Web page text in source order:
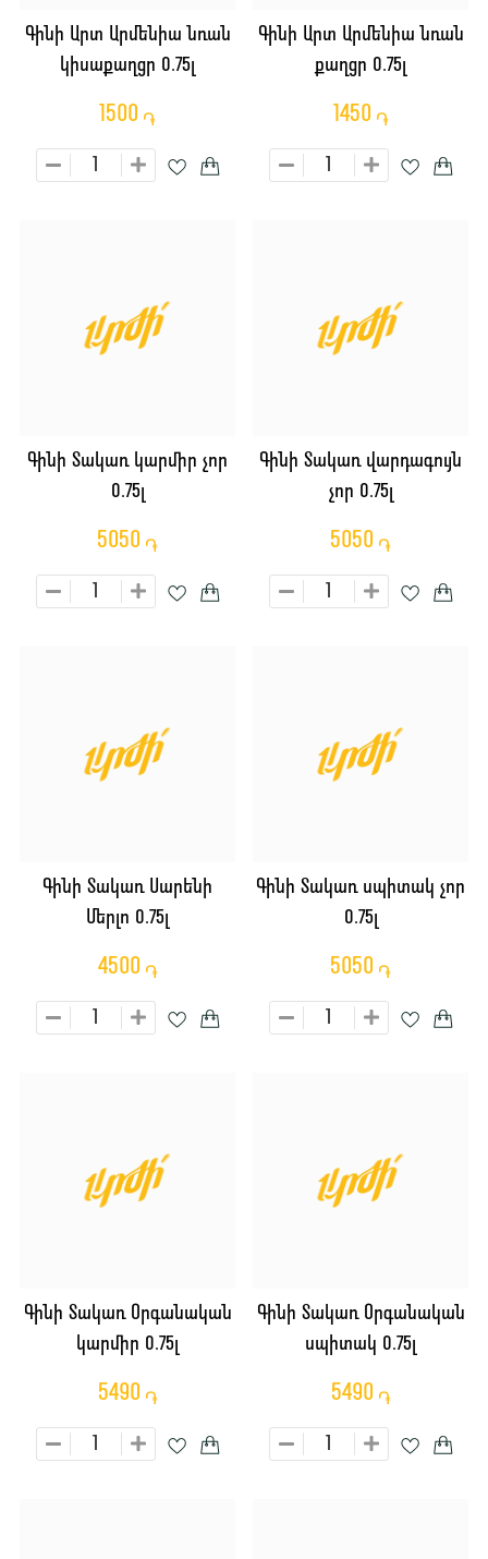
Գինի Արտ Արմենիա նռան
կիսաքաղցր 0.75լ
1500 ֏
Գինի Արտ Արմենիա նռան
քաղցր 0.75լ
1450 ֏
Գինի Տակառ կարմիր չոր
0.75լ
5050 ֏
Գինի Տակառ վարդագույն
չոր 0.75լ
5050 ֏
Գինի Տակառ Սարենի
Մերլո 0.75լ
4500 ֏
Գինի Տակառ սպիտակ չոր
0.75լ
5050 ֏
Գինի Տակառ Օրգանական
կարմիր 0.75լ
5490 ֏
Գինի Տակառ Օրգանական
սպիտակ 0.75լ
5490 ֏